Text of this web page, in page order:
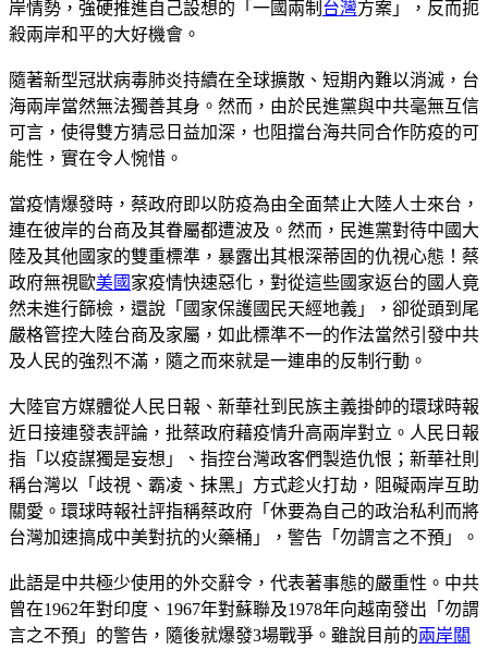
岸情勢，強硬推進自己設想的「一國兩制 台灣方案」，反而扼
殺兩岸和平的大好機會。
隨著新型冠狀病毒肺炎持續在全球擴散、短期內難以消滅，台
海兩岸當然無法獨善其身。然而，由於民進黨與中共毫無互信
可言，使得雙方猜忌日益加深，也阻擋台海共同合作防疫的可
能性，實在令人惋惜。
當疫情爆發時，蔡政府即以防疫為由全面禁止大陸人士來台，
連在彼岸的台商及其眷屬都遭波及。然而，民進黨對待中國大
陸及其他國家的雙重標準，暴露出其根深蒂固的仇視心態！蔡
政府無視歐美國 家疫情快速惡化，對從這些國家返台的國人竟
然未進行篩檢，還說「國家保護國民天經地義」，卻從頭到尾
嚴格管控大陸台商及家屬，如此標準不一的作法當然引發中共
及人民的強烈不滿，隨之而來就是一連串的反制行動。
大陸官方媒體從人民日報、新華社到民族主義掛帥的環球時報
近日接連發表評論，批蔡政府藉疫情升高兩岸對立。人民日報
指「以疫謀獨是妄想」、指控台灣政客們製造仇恨；新華社則
稱台灣以「歧視、霸凌、抹黑」方式趁火打劫，阻礙兩岸互助
關愛。環球時報社評指稱蔡政府「休要為自己的政治私利而將
台灣加速搞成中美對抗的火藥桶」，警告「勿謂言之不預」。
此語是中共極少使用的外交辭令，代表著事態的嚴重性。中共
曾在1962年對印度、1967年對蘇聯及1978年向越南發出「勿謂
言之不預」的警告，隨後就爆發3場戰爭。雖說目前的兩岸關